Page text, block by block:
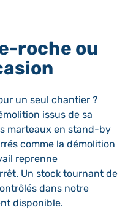
roche ou
un seul chantier ?
issus de sa
marteaux en stand-by
comme la démolition
reprenne
Un stock tournant de
dans notre
disponible.